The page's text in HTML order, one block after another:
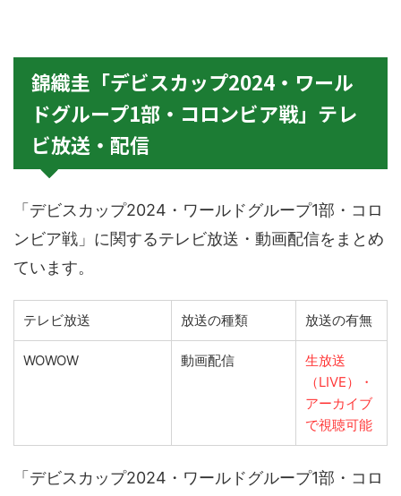
錦織圭「デビスカップ2024・ワール
ドグループ1部・コロンビア戦」テレ
ビ放送・配信
「デビスカップ2024・ワールドグループ1部・コロ
ンビア戦」に関するテレビ放送・動画配信をまとめ
ています。
テレビ放送 放送の種類 放送の有無
WOWOW 動画配信
生放送
（LIVE）・
アーカイブ
で視聴可能
「デビスカップ2024・ワールドグループ1部・コロ